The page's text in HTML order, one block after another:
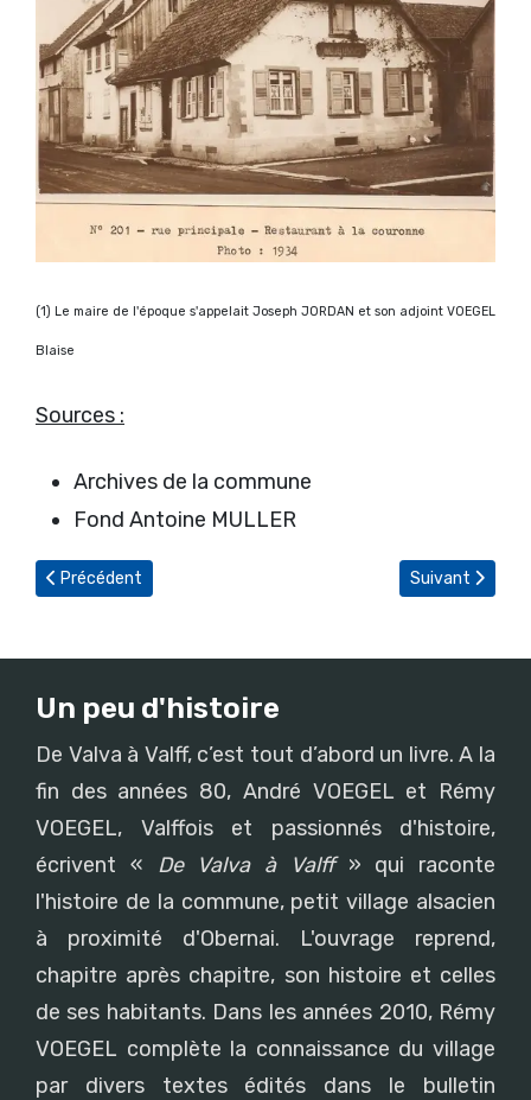
(1) Le maire de l'époque s'appelait Joseph JORDAN et son adjoint VOEGEL
Blaise
Sources :
Archives de la commune
Fond Antoine MULLER
Article précédent : Mémoires de guerre d'André VOEGEL (partie
Précédent Article suivant :
Suivant
Un peu d'histoire
De Valva à Valff, c’est tout d’abord un livre. A la
fin des années 80, André VOEGEL et Rémy
VOEGEL, Valffois et passionnés d'histoire,
écrivent « De Valva à Valff» qui raconte
l'histoire de la commune, petit village alsacien
à proximité d'Obernai. L'ouvrage reprend,
chapitre après chapitre, son histoire et celles
de ses habitants. Dans les années 2010, Rémy
VOEGEL complète la connaissance du village
par divers textes édités dans le bulletin